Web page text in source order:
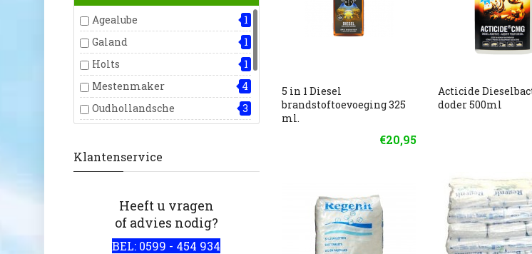
Agealube
1
Galand
1
Holts
1
Mestenmaker
4
Oudhollandsche
3
Regenit
Talen Tools
2
Klantenservice
Heeft u vragen
of advies nodig?
BEL: 0599 - 454 934
5 in 1 Diesel
brandstoftoevoeging 325
ml.
€20,95
Acticide
doder 500ml